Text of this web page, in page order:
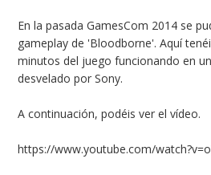
En la pasada GamesCom 2014 se
gameplay de 'Bloodborne'. Aquí
minutos del juego funcionando en
desvelado por Sony.
A continuación, podéis ver el vídeo.
https://www.youtube.com/